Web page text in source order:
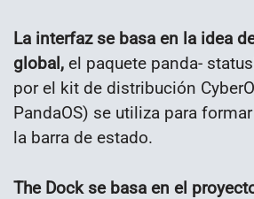
La interfaz se basa en la idea
global, el paquete panda-
por el kit de distribución
PandaOS) se utiliza para
la barra de estado.
The Dock se basa en el